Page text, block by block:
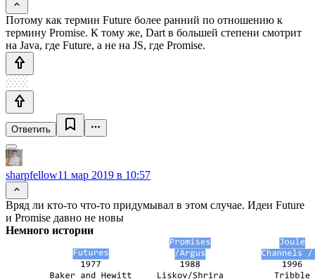
Потому как термин Future более ранний по отношению к
термину Promise. К тому же, Dart в большей степени смотрит
на Java, где Future, а не на JS, где Promise.
Ответить
sharpfellow11 мар 2019 в 10:57
Вряд ли кто-то что-то придумывал в этом случае. Идеи Future
и Promise давно не новы
Немного истории